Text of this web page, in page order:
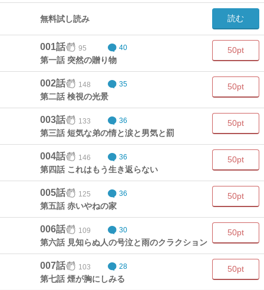
無料試し読み 読む
001話 95 40
第一話 突然の贈り物
50pt
002話 148 35
第二話 検視の光景
50pt
003話 133 36
第三話 短気な弟の情と涙と男気と罰
50pt
004話 146 36
第四話 これはもう生き返らない
50pt
005話 125 36
第五話 赤いやねの家
50pt
006話 109 30
第六話 見知らぬ人の号泣と雨のクラクション
50pt
007話 103 28
第七話 煙が胸にしみる
50pt